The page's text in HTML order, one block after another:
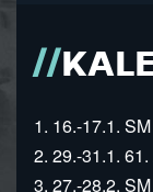
1. 16.-17.1.
2. 29.-31.1.
3. 27.-28.2.